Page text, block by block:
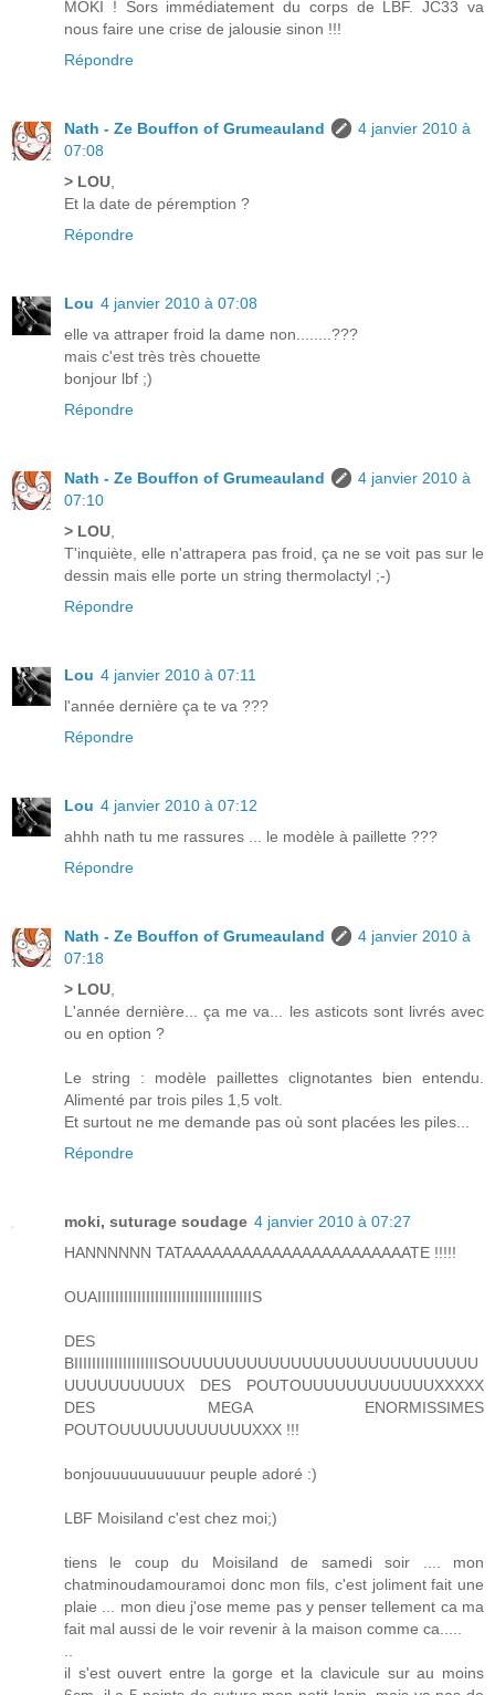
MOKI ! Sors immédiatement du corps de LBF. JC33 va
nous faire une crise de jalousie sinon !!!
Répondre
Nath - Ze Bouffon of Grumeauland
4 janvier 2010 à
07:08
> LOU
Et la date de péremption ?
Répondre
Lou 4 janvier 2010 à 07:08
elle va attraper froid la dame non........???
mais c'est très très chouette
bonjour lbf ;)
Répondre
Nath - Ze Bouffon of Grumeauland
4 janvier 2010 à
07:10
> LOU
T'inquiète, elle n'attrapera pas froid, ça ne se voit pas sur le
dessin mais elle porte un string thermolactyl ;-)
Répondre
Lou 4 janvier 2010 à 07:11
l'année dernière ça te va ???
Répondre
Lou 4 janvier 2010 à 07:12
ahhh nath tu me rassures ... le modèle à paillette ???
Répondre
Nath - Ze Bouffon of Grumeauland
4 janvier 2010 à
07:18
> LOU
L'année dernière... ça me va... les asticots sont livrés avec
ou en option ?
Le string : modèle paillettes clignotantes bien entendu.
Alimenté par trois piles 1,5 volt.
Et surtout ne me demande pas où sont placées les piles...
Répondre
moki, suturage soudage 4 janvier 2010 à 07:27
HANNNNNN TATAAAAAAAAAAAAAAAAAAAAAAATE !!!!!
OUAIIIIIIIIIIIIIIIIIIIIIIIIIIIIIIIIIIIS
DES
BIIIIIIIIIIIIIIIIIIISOUUUUUUUUUUUUUUUUUUUUUUUUUUU
UUUUUUUUUUX DES POUTOUUUUUUUUUUUUXXXXX
DES MEGA ENORMISSIMES
POUTOUUUUUUUUUUUUXXX !!!
bonjouuuuuuuuuuur peuple adoré :)
LBF Moisiland c'est chez moi;)
tiens le coup du Moisiland de samedi soir .... mon
chatminoudamouramoi donc mon fils, c'est joliment fait une
plaie ... mon dieu j'ose meme pas y penser tellement ca ma
fait mal aussi de le voir revenir à la maison comme ca.....
il s'est ouvert entre la gorge et la clavicule sur au moins